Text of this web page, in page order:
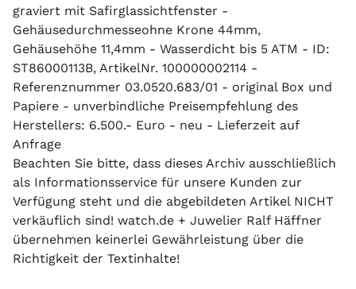
graviert mit Safirglassichtfenster -
Gehäusedurchmesseohne Krone 44mm,
Gehäusehöhe 11,4mm - Wasserdicht bis 5 ATM - ID:
ST86000113B, ArtikelNr. 100000002114 -
Referenznummer 03.0520.683/01 - original Box und
Papiere - unverbindliche Preisempfehlung des
Herstellers: 6.500.- Euro - neu - Lieferzeit auf
Anfrage
Beachten Sie bitte, dass dieses Archiv ausschließlich
als Informationsservice für unsere Kunden zur
Verfügung steht und die abgebildeten Artikel NICHT
verkäuflich sind! watch.de + Juwelier Ralf Häffner
übernehmen keinerlei Gewährleistung über die
Richtigkeit der Textinhalte!